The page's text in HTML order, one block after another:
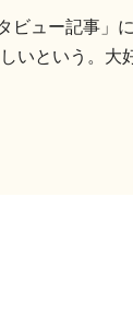
ュー記事」
いという。大